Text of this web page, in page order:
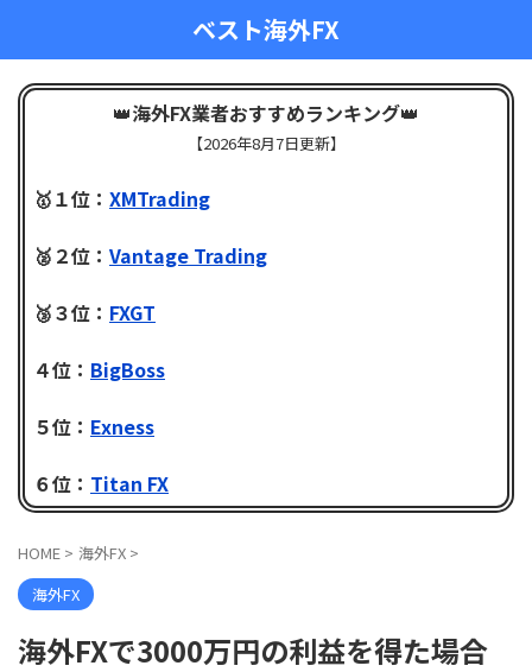
ベスト海外FX
👑海外FX業者おすすめランキング👑
【2026年8月7日更新】
🥇１位： XMTrading
🥈２位： Vantage Trading
🥉３位： FXGT
４位： BigBoss
５位： Exness
６位： Titan FX
HOME > 海外FX >
海外FX
海外FXで3000万円の利益を得た場合